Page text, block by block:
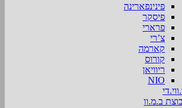
פינינפארינה
פיסקר
פרארי
צ’רי
קארמה
קורוס
ריוויאן
NIO
ב.מ.וו